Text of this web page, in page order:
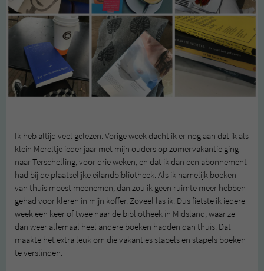
Ik heb altijd veel gelezen. Vorige week dacht ik er nog aan dat ik als
klein Mereltje ieder jaar met mijn ouders op zomervakantie ging
naar Terschelling, voor drie weken, en dat ik dan een abonnement
had bij de plaatselijke eilandbibliotheek. Als ik namelijk boeken
van thuis moest meenemen, dan zou ik geen ruimte meer hebben
gehad voor kleren in mijn koffer. Zoveel las ik. Dus fietste ik iedere
week een keer of twee naar de bibliotheek in Midsland, waar ze
dan weer allemaal heel andere boeken hadden dan thuis. Dat
maakte het extra leuk om die vakanties stapels en stapels boeken
te verslinden.